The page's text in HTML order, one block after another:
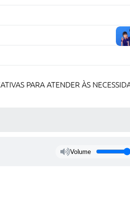
PARA ATENDER ÀS
Volume